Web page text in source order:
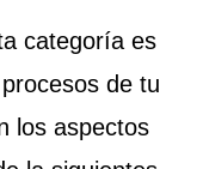
categoría es
de tu
los aspectos